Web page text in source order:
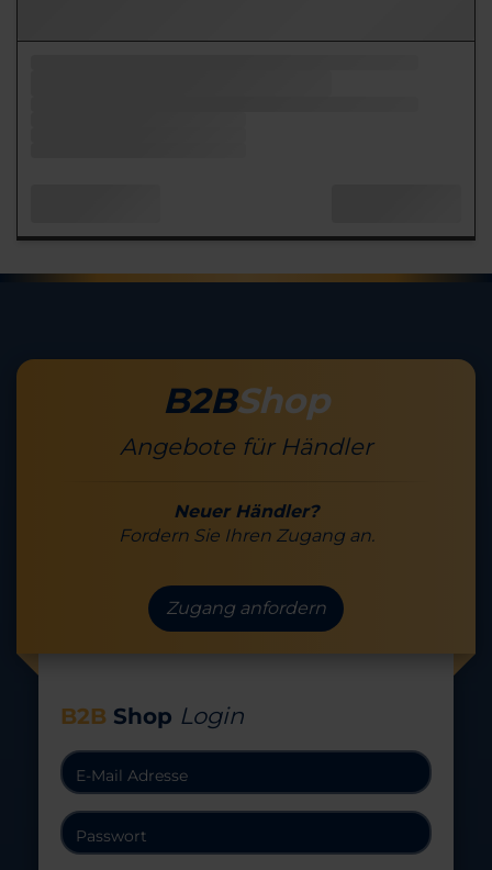
B2BShop
Angebote für Händler
Neuer Händler?
Fordern Sie Ihren Zugang an.
Zugang anfordern
B2B Shop Login